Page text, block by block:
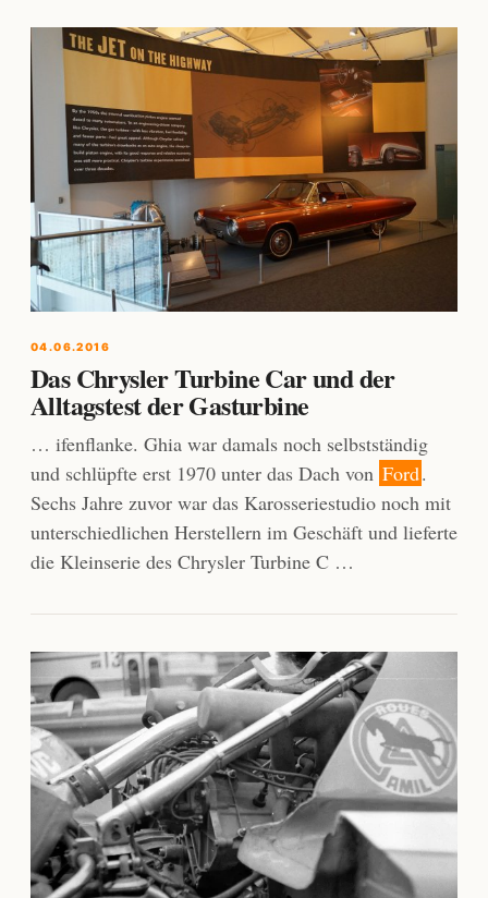
04.06.2016
Das Chrysler Turbine Car und der
Alltagstest der Gasturbine
… ifenflanke. Ghia war damals noch selbstständig
und schlüpfte erst 1970 unter das Dach von Ford.
Sechs Jahre zuvor war das Karosseriestudio noch mit
unterschiedlichen Herstellern im Geschäft und lieferte
die Kleinserie des Chrysler Turbine C …